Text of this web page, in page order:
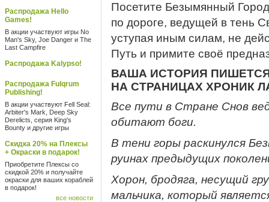
Распродажа Hello
Games!
В акции участвуют игры No
Man's Sky, Joe Danger и The
Last Campfire
Распродажа Kalypso!
Распродажа Fulqrum
Publishing!
В акции участвуют Fell Seal:
Arbiter's Mark, Deep Sky
Derelicts, серия King's
Bounty и другие игры
Скидка 20% на Плексы
+ Окраски в подарок!
Приобретите Плексы со
скидкой 20% и получайте
окраски для ваших кораблей
в подарок!
все новости
Посетите Безымянный
по дороге, ведущей в тень
уступая иным силам, не
Путь и примите своё
ВАША ИСТОРИЯ
НА СТРАНИЦАХ ХРОНИК
Все пути в Стране Снов
обитают боги.
В тени горы раскинулся
руинах предыдущих
Хорон, бродяга, несущий
мальчика, который